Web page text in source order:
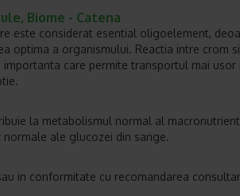
Biome - Catena
este considerat esential oligoelement,
optima a organismului. Reactia intre crom
care permite transportul mai usor
la metabolismul normal al
ale glucozei din sange.
in conformitate cu recomandarea